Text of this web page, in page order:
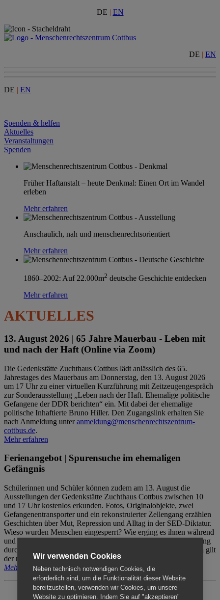
DE | EN
DE | EN
DE | EN
Spenden & helfen
Aktuelles
Veranstaltungen
Spenden
Früher Haftanstalt – heute Denkmal: Einen Ort im Wandel
erleben
Mehr erfahren
Anschaulich, nah und menschenrechtsorientiert
Mehr erfahren
1860–2002: Auf 22.000m2 deutsche Geschichte entdecken
Mehr erfahren
AKTUELLES
13. August 2026 | 65 Jahre Mauerbau - Leben mit
und nach der Haft (Online via Zoom)
Die Gedenkstätte Zuchthaus Cottbus lädt anlässlich des 65.
Jahrestages des Mauerbaus am Donnerstag, den 13. August 2026
um 17 Uhr zu einer virtuellen Kurzführung mit Zeitzeugengespräch
zur Sonderausstellung „Leben nach der Haft. Ehemalige politische
Gefangene der DDR berichten“ ein. Mit dabei der ehemalige
politische Inhaftierte Bruno Hiller. Den Zugangslink erhalten Sie
nach Anmeldung unteranmeldung@menschenrechtszentrum-
cottbus.de.
Mehr erfahren
Ferienangebot | Spurensuche im ehemaligen
Gefängnis
Schülerinnen und Schüler können zudem am 13. August die
Ausstellungen der Gedenkstätte Zuchthaus Cottbus zwischen 10
und 17 Uhr kostenlos erkunden. Fotos, Originalobjekte, zwei
Gefangenentransporter und ein rekonstruierter Zellengang erzählen
Geschichten über Mut, Repression und Alltag in der SED-Diktatur.
Wieso wurden Menschen eingesperrt? Wie erging es ihnen während
und nach der Haft? Der Besuch erfolgt individuell ohne Betreuung
durch das Menschenrechtszentrum Cottbus. Für Begleitpersonen gilt
der reguläre Eintritt (8€ / ermäßigt 5€).
Mehr erfahren
Wir verwenden Cookies
Neben technisch notwendigen Cookies, die
erforderlich sind, um die Funktionalität dieser Website
bereitzustellen, verwenden wir Cookies, um unsere
Website zu optimieren. Indem Sie auf "akzeptieren"